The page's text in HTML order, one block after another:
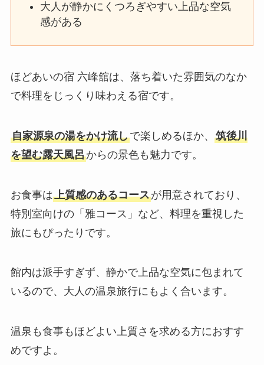
大人が静かにくつろぎやすい上品な空気
感がある
ほどあいの宿 六峰舘は、落ち着いた雰囲気のなか
で料理をじっくり味わえる宿です。
自家源泉の湯をかけ流しで楽しめるほか、 筑後川
を望む露天風呂からの景色も魅力です。
お食事は上質感のあるコースが用意されており、
特別室向けの「雅コース」など、料理を重視した
旅にもぴったりです。
館内は派手すぎず、静かで上品な空気に包まれて
いるので、大人の温泉旅行にもよく合います。
温泉も食事もほどよい上質さを求める方におすす
めですよ。